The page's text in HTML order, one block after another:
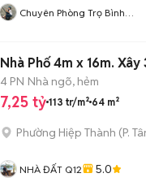
Chuyên Phòng Trọ Bình
Nhà Phố 4m x 16m.
4 PN Nhà ngõ, hẻm
7,25 tỷ 113 tr/m² 64 m²
Phường Hiệp Thành (P.
NHÀ ĐẤT Q12 5.0